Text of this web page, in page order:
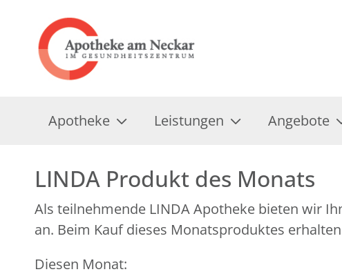
Apotheke Leistungen Angebote
LINDA Produkt des Monats
Als teilnehmende LINDA Apotheke bieten wir
an. Beim Kauf dieses Monatsproduktes
Diesen Monat: